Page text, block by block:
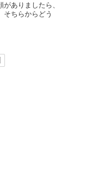
ありましたら、
そちらからどう